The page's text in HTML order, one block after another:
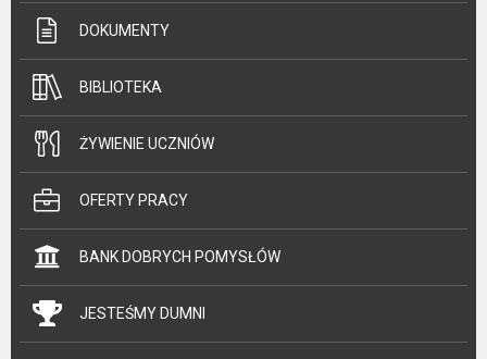
DOKUMENTY
BIBLIOTEKA
ŻYWIENIE UCZNIÓW
OFERTY PRACY
BANK DOBRYCH POMYSŁÓW
JESTEŚMY DUMNI